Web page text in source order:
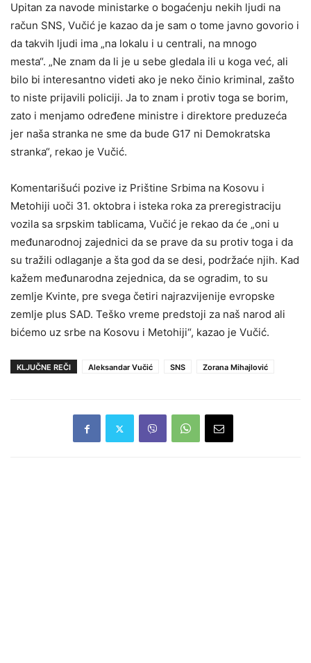
Upitan za navode ministarke o bogaćenju nekih ljudi na
račun SNS, Vučić je kazao da je sam o tome javno govorio i
da takvih ljudi ima „na lokalu i u centrali, na mnogo
mesta“. „Ne znam da li je u sebe gledala ili u koga već, ali
bilo bi interesantno videti ako je neko činio kriminal, zašto
to niste prijavili policiji. Ja to znam i protiv toga se borim,
zato i menjamo određene ministre i direktore preduzeća
jer naša stranka ne sme da bude G17 ni Demokratska
stranka“, rekao je Vučić.
Komentarišući pozive iz Prištine Srbima na Kosovu i
Metohiji uoči 31. oktobra i isteka roka za preregistraciju
vozila sa srpskim tablicama, Vučić je rekao da će „oni u
međunarodnoj zajednici da se prave da su protiv toga i da
su tražili odlaganje a šta god da se desi, podržaće njih. Kad
kažem međunarodna zejednica, da se ogradim, to su
zemlje Kvinte, pre svega četiri najrazvijenije evropske
zemlje plus SAD. Teško vreme predstoji za naš narod ali
bićemo uz srbe na Kosovu i Metohiji“, kazao je Vučić.
KLJUČNE REČI Aleksandar Vučić SNS Zorana Mihajlović